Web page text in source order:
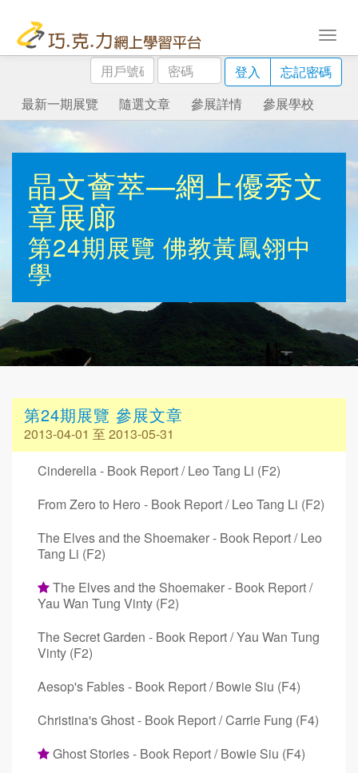
用
戶
號
碼
密
碼
登入
忘記密碼
最新一期展覽
隨選文章 參展詳情 參展學校
晶文薈萃—網上優秀文
章展廊
第24期展覽 佛教黃鳳翎中
學
第24期展覽 參展文章
2013-04-01 至 2013-05-31
Cinderella - Book Report / Leo Tang Li (F2)
From Zero to Hero - Book Report / Leo Tang Li (F2)
The Elves and the Shoemaker - Book Report / Leo
Tang Li (F2)
The Elves and the Shoemaker - Book Report /
Yau Wan Tung Vinty (F2)
The Secret Garden - Book Report / Yau Wan Tung
Vinty (F2)
Aesop's Fables - Book Report / Bowie Siu (F4)
Christina's Ghost - Book Report / Carrie Fung (F4)
Ghost Stories - Book Report / Bowie Siu (F4)